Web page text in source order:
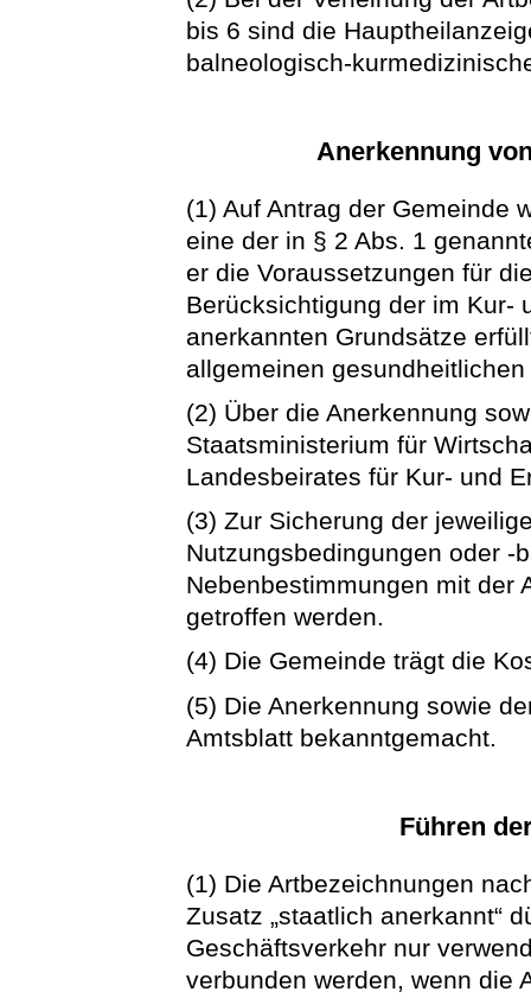
bis 6 sind die
balneologisch-
Anerkennung
(1) Auf Antrag der Gemeinde
eine der in § 2 Abs. 1
er die Voraussetzungen für
Berücksichtigung der im Kur-
anerkannten Grundsätze
allgemeinen
(2) Über die Anerkennung
Staatsministerium für
Landesbeirates für Kur- und
(3) Zur Sicherung der
Nutzungsbedingungen oder -
Nebenbestimmungen mit der
getroffen werden.
(4) Die Gemeinde trägt die
(5) Die Anerkennung sowie
Amtsblatt bekanntgemacht.
Führen
(1) Die Artbezeichnungen
Zusatz „staatlich anerkannt“
Geschäftsverkehr nur
verbunden werden, wenn die